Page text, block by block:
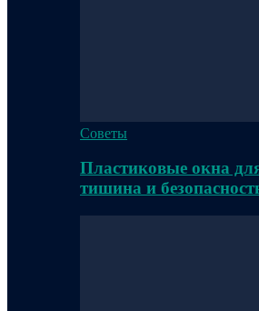
Советы
Пластиковые окна
тишина и